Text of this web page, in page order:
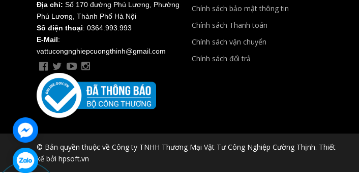
Địa chỉ: Số 170 đường Phú Lương, Phường
Phú Lương, Thành Phố Hà Nội
Số điện thoại: 0364.993.993
E-Mail:
vattucongnghiepcuongthinh@gmail.com
Chính sách bảo mật thông tin
Chính sách Thanh toán
Chính sách vận chuyển
Chính sách đổi trả
© Bản quyền thuộc về Công ty TNHH Thương Mại Vật Tư Công Nghiệp Cường Thịnh. Thiết
kế bởi hpsoft.vn